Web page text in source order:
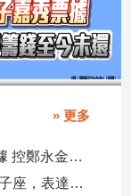
» 更多
要再選先說清4000萬！吳子嘉秀票據 控鄭永金為鄭朝方2018選縣長籌錢至今未還
08/09-08/15 星座週運「水星進入獅子座，表達力、自信與創意提升」